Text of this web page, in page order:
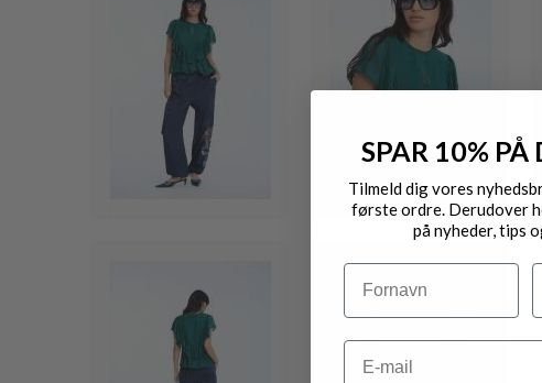
SPAR 10% PÅ
Tilmeld dig vores
første ordre. Derudover
på nyheder, tips
Navn
Email